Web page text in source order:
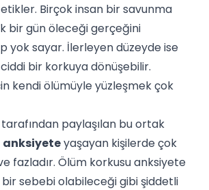
etikler. Birçok insan bir savunma
bir gün öleceği gerçeğini
yok sayar. İlerleyen düzeyde ise
ciddi bir korkuya dönüşebilir.
kendi ölümüyle yüzleşmek çok
paylaşılan bu ortak
anksiyeteyaşayan kişilerde çok
fazladır. Ölüm korkusu anksiyete
sebebi olabileceği gibi şiddetli